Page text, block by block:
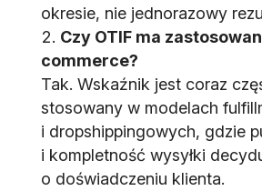
okresie, nie jednorazowy
Czy OTIF ma
commerce?
Tak. Wskaźnik jest coraz
stosowany w modelach
i dropshippingowych, gdzie
i kompletność wysyłki
o doświadczeniu klienta.